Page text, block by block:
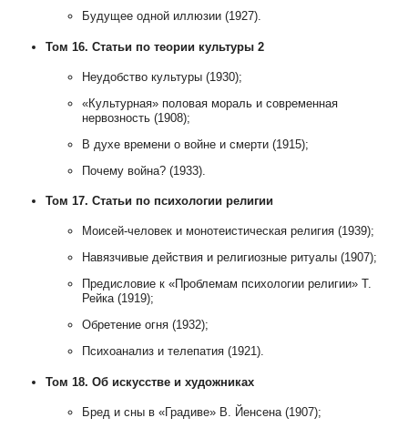
Будущее одной иллюзии (1927).
Том 16. Статьи по теории культуры 2
Неудобство культуры (1930);
«Культурная» половая мораль и современная
нервозность (1908);
В духе времени о войне и смерти (1915);
Почему война? (1933).
Том 17. Статьи по психологии религии
Моисей-человек и монотеистическая религия (1939);
Навязчивые действия и религиозные ритуалы (1907);
Предисловие к «Проблемам психологии религии» Т.
Рейка (1919);
Обретение огня (1932);
Психоанализ и телепатия (1921).
Том 18. Об искусстве и художниках
Бред и сны в «Градиве» В. Йенсена (1907);